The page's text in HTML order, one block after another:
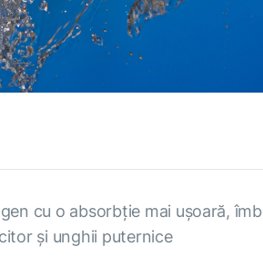
cu o absorbție mai ușoară,
și unghii puternice